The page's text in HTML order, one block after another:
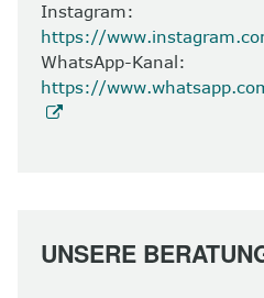
Instagram:
https://
WhatsApp-Kanal:
https://
UNSERE